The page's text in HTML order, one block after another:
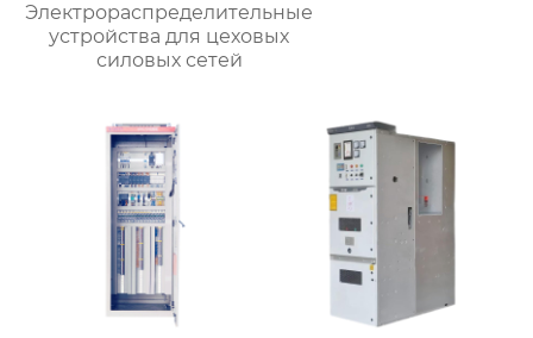
Электрораспределительные
устройства для цеховых
силовых сетей